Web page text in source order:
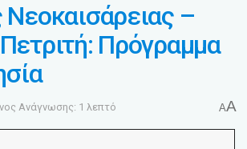
Νεοκαισάρειας –
Πρόγραμμα
Ανάγνωσης: 1 λεπτό AA